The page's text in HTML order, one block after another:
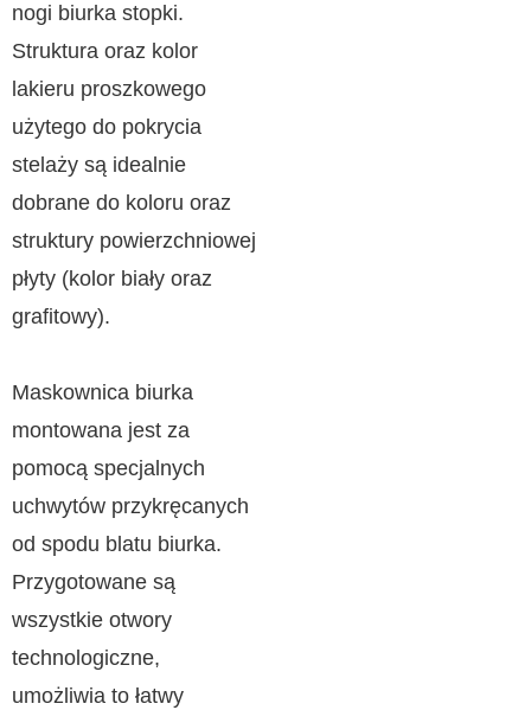
nogi biurka stopki.
Struktura oraz kolor
lakieru proszkowego
użytego do pokrycia
stelaży są idealnie
dobrane do koloru oraz
struktury powierzchniowej
płyty (kolor biały oraz
grafitowy).
Maskownica biurka
montowana jest za
pomocą specjalnych
uchwytów przykręcanych
od spodu blatu biurka.
Przygotowane są
wszystkie otwory
technologiczne,
umożliwia to łatwy